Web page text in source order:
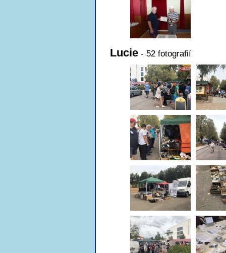
Lucie - 52 fotografií